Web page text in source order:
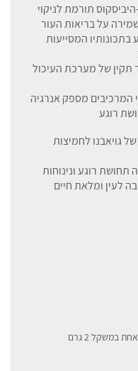
תורמת לניקוי
על בריאות העור
בתכונותיו המסייעות
תקין של מערכת העיכול
המרכיבים מספק אנרגיה
רוגע
גויאבנו לחמיצות
רוגע ונינוחות
לעין ומלאת חיים